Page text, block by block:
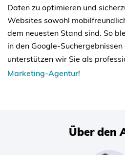
Daten zu optimieren und
Websites sowohl
dem neuesten Stand sind. So
in den Google-
unterstützen wir Sie als
Marketing-Agentur!
Über den